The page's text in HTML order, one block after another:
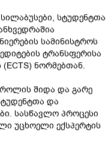
სტუდენტთა
სამინისტროს
ტრანსფერისა
ნორმებთან.
შიდა და გარე
და
სასწავლო პროცესი
უცხოელი ექსპერტის